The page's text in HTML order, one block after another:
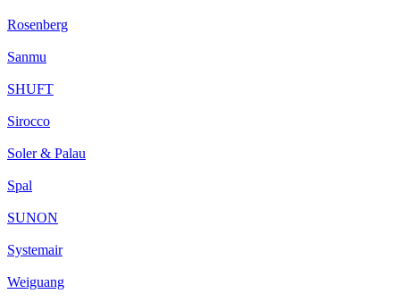
Rosenberg
Sanmu
SHUFT
Sirocco
Soler & Palau
Spal
SUNON
Systemair
Weiguang